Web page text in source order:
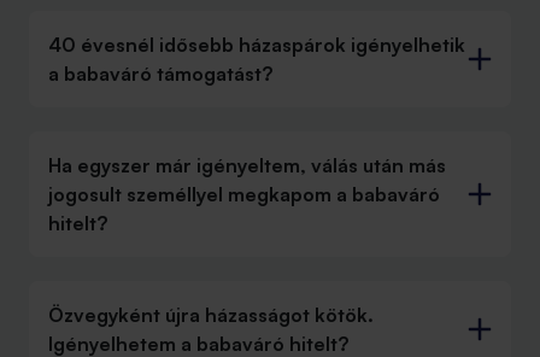
40 évesnél idősebb házaspárok igényelhetik
a babaváró támogatást?
Ha egyszer már igényeltem, válás után más
jogosult személlyel megkapom a babaváró
hitelt?
Özvegyként újra házasságot kötök.
Igényelhetem a babaváró hitelt?